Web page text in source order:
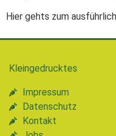
Hier gehts zum
Kleingedrucktes
Impressum
Datenschutz
Kontakt